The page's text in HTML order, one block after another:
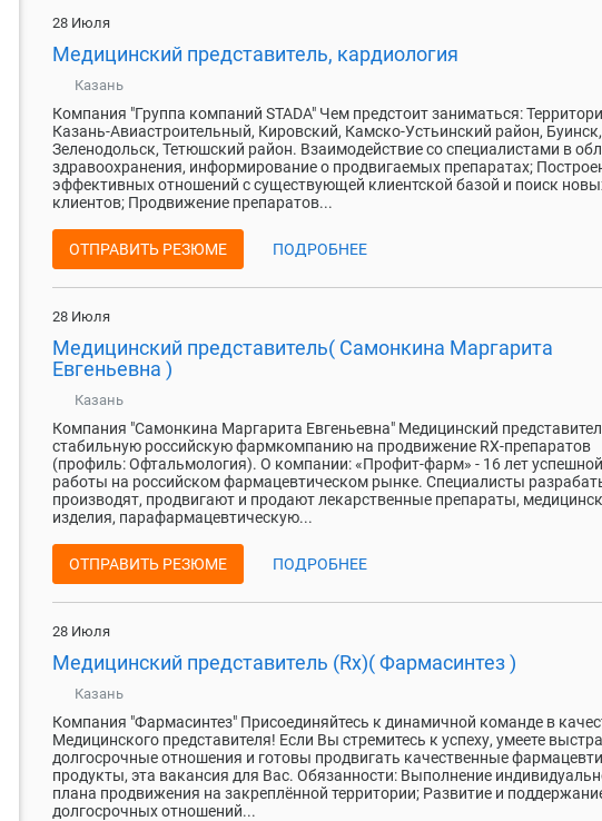
28 Июля
Медицинский представитель, кардиология
Казань
Компания "Группа компаний STADA" Чем предстоит заниматься:
Казань-Авиастроительный, Кировский, Камско-Устьинский район, Буинск,
Зеленодольск, Тетюшский район. Взаимодействие со специалистами в
здравоохранения, информирование о продвигаемых препаратах;
эффективных отношений с существующей клиентской базой и поиск
клиентов; Продвижение препаратов...
ОТПРАВИТЬ РЕЗЮМЕ ПОДРОБНЕЕ
28 Июля
Медицинский представитель( Самонкина Маргарита
Евгеньевна )
Казань
Компания "Самонкина Маргарита Евгеньевна" Медицинский
стабильную российскую фармкомпанию на продвижение RX-препаратов
(профиль: Офтальмология). О компании: «Профит-фарм» - 16 лет успешной
работы на российском фармацевтическом рынке. Специалисты
производят, продвигают и продают лекарственные препараты,
изделия, парафармацевтическую...
ОТПРАВИТЬ РЕЗЮМЕ ПОДРОБНЕЕ
28 Июля
Медицинский представитель (Rx)( Фармасинтез )
Казань
Компания "Фармасинтез" Присоединяйтесь к динамичной команде в
Медицинского представителя! Если Вы стремитесь к успеху, умеете
долгосрочные отношения и готовы продвигать качественные
продукты, эта вакансия для Вас. Обязанности: Выполнение
плана продвижения на закреплённой территории; Развитие и
долгосрочных отношений...